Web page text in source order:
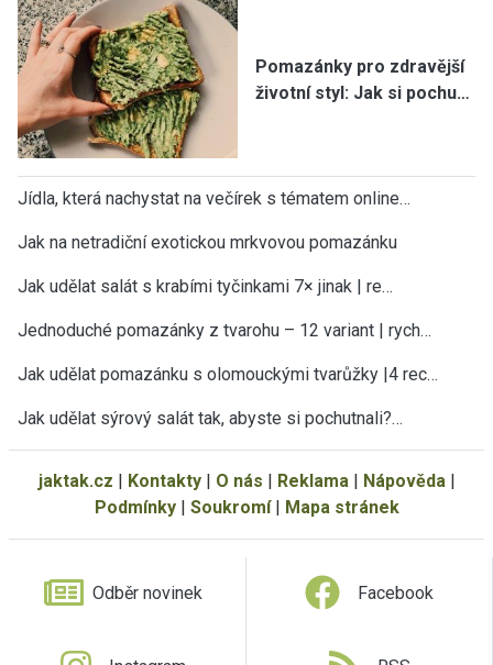
Pomazánky pro zdravější
životní styl: Jak si pochu…
Jídla, která nachystat na večírek s tématem online…
Jak na netradiční exotickou mrkvovou pomazánku
Jak udělat salát s krabími tyčinkami 7× jinak | re…
Jednoduché pomazánky z tvarohu – 12 variant | rych…
Jak udělat pomazánku s olomouckými tvarůžky |4 rec…
Jak udělat sýrový salát tak, abyste si pochutnali?…
jaktak.cz | Kontakty| O nás | Reklama| Nápověda|
Podmínky| Soukromí| Mapa stránek
Odběr novinek Facebook